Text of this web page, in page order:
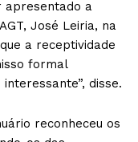
apresentado a
José Leiria, na
a receptividade
formal
disse.
reconheceu os